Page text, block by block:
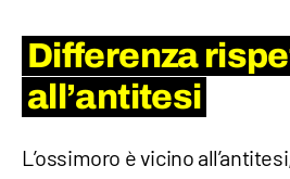
Differenza
all’antitesi
L’ossimoro è vicino